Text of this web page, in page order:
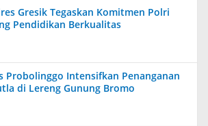
Gresik Tegaskan Komitmen Polri
Pendidikan Berkualitas
Probolinggo Intensifkan Penanganan
di Lereng Gunung Bromo